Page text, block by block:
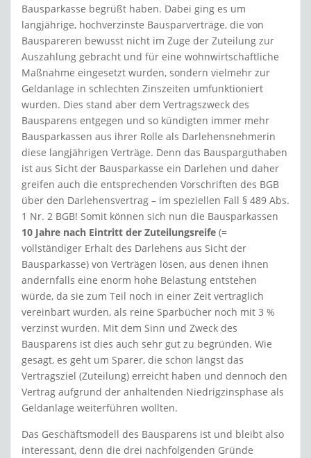
Bausparkasse begrüßt haben. Dabei ging es um
langjährige, hochverzinste Bausparverträge, die von
Bauspareren bewusst nicht im Zuge der Zuteilung zur
Auszahlung gebracht und für eine wohnwirtschaftliche
Maßnahme eingesetzt wurden, sondern vielmehr zur
Geldanlage in schlechten Zinszeiten umfunktioniert
wurden. Dies stand aber dem Vertragszweck des
Bausparens entgegen und so kündigten immer mehr
Bausparkassen aus ihrer Rolle als Darlehensnehmerin
diese langjährigen Verträge. Denn das Bausparguthaben
ist aus Sicht der Bausparkasse ein Darlehen und daher
greifen auch die entsprechenden Vorschriften des BGB
über den Darlehensvertrag – im speziellen Fall § 489 Abs.
1 Nr. 2 BGB! Somit können sich nun die Bausparkassen
10 Jahre nach Eintritt der Zuteilungsreife (=
vollständiger Erhalt des Darlehens aus Sicht der
Bausparkasse) von Verträgen lösen, aus denen ihnen
andernfalls eine enorm hohe Belastung entstehen
würde, da sie zum Teil noch in einer Zeit vertraglich
vereinbart wurden, als reine Sparbücher noch mit 3 %
verzinst wurden. Mit dem Sinn und Zweck des
Bausparens ist dies auch sehr gut zu begründen. Wie
gesagt, es geht um Sparer, die schon längst das
Vertragsziel (Zuteilung) erreicht haben und dennoch den
Vertrag aufgrund der anhaltenden Niedrigzinsphase als
Geldanlage weiterführen wollten.
Das Geschäftsmodell des Bausparens ist und bleibt also
interessant, denn die drei nachfolgenden Gründe